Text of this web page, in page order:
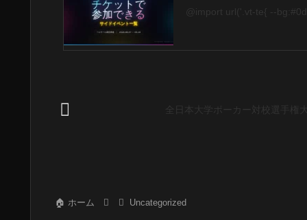
@import url('.vt-te{ --
全日本大学ポーカー対校選手権
ホーム Uncategorized